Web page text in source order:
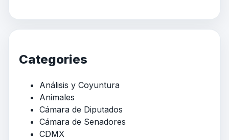
Categories
Análisis y Coyuntura
Animales
Cámara de Diputados
Cámara de Senadores
CDMX